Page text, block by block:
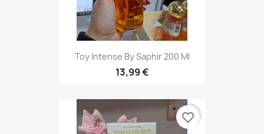
Toy Intense By Saphir 200 Ml
13,99 €
favorite_border